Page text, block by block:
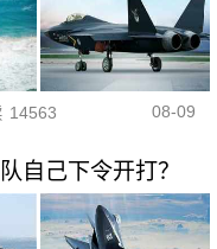
14563 08-09
自己下令开打？